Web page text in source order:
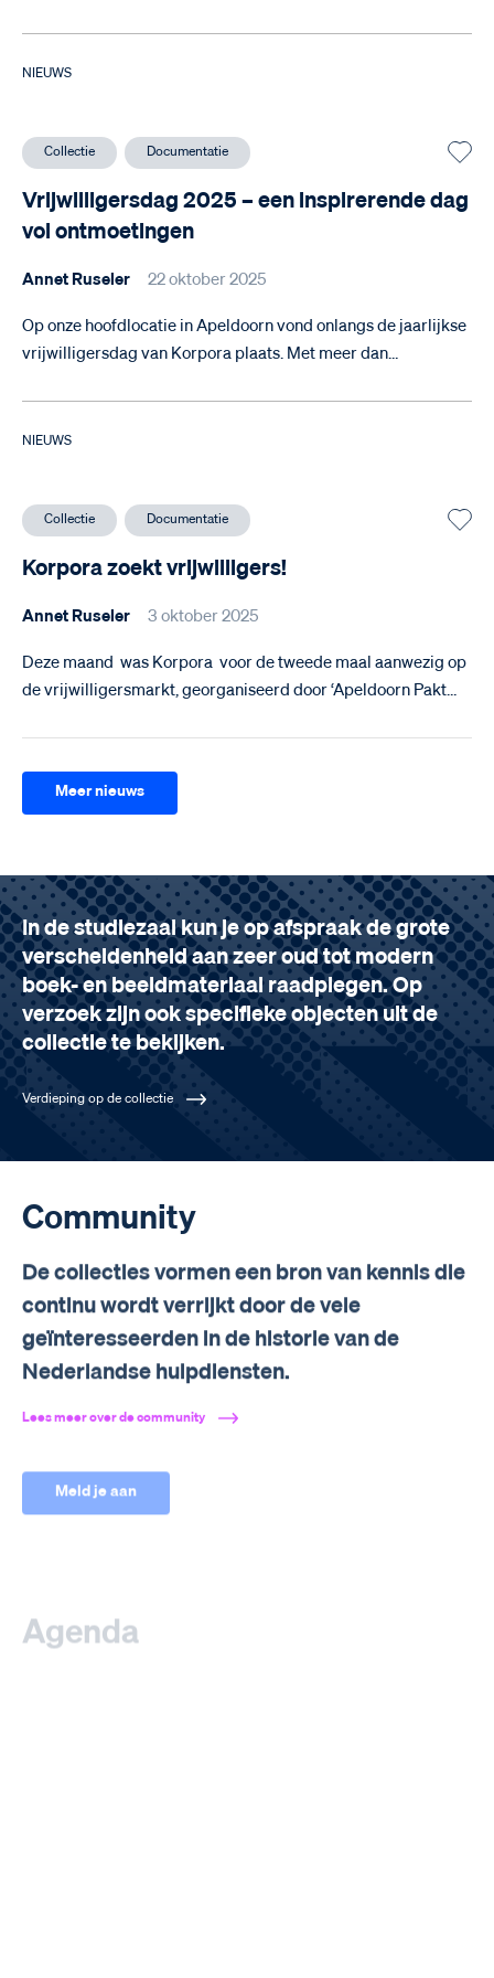
NIEUWS
Collectie Documentatie
Vrijwilligersdag 2025 – een inspirerende dag
vol ontmoetingen
Annet Ruseler 22 oktober 2025
Op onze hoofdlocatie in Apeldoorn vond onlangs de jaarlijkse
vrijwilligersdag van Korpora plaats. Met meer dan…
NIEUWS
Collectie Documentatie
Korpora zoekt vrijwilligers!
Annet Ruseler 3 oktober 2025
Deze maand was Korpora voor de tweede maal aanwezig op
de vrijwilligersmarkt, georganiseerd door ‘Apeldoorn Pakt…
Meer nieuws
In de studiezaal kun je op afspraak de grote
verscheidenheid aan zeer oud tot modern
boek- en beeldmateriaal raadplegen. Op
verzoek zijn ook specifieke objecten uit de
collectie te bekijken.
Verdieping op de collectie
Community
De collecties vormen een bron van kennis die
continu wordt verrijkt door de vele
geïnteresseerden in de historie van de
Nederlandse hulpdiensten.
Lees meer over de community